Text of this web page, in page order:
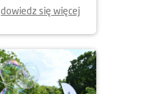
dowiedz się więcej